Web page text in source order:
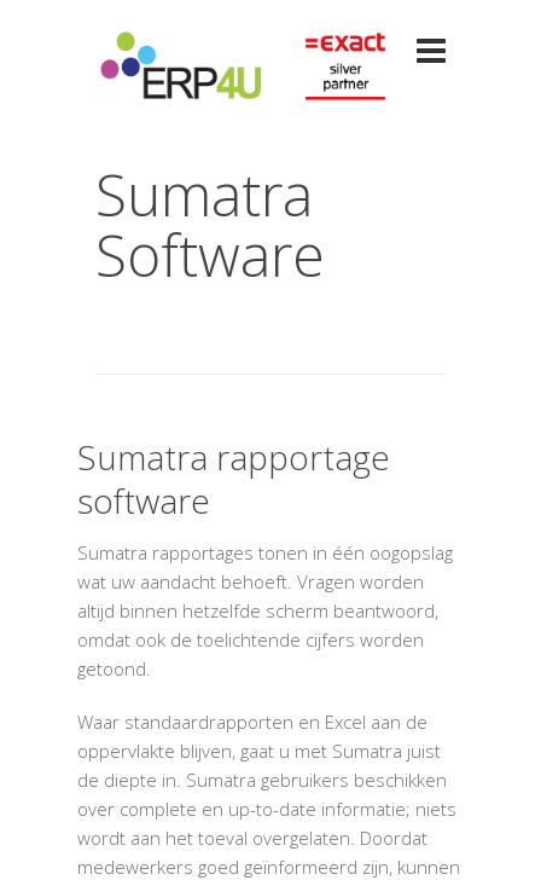
Sumatra
Software
Sumatra rapportage
software
Sumatra rapportages tonen in één oogopslag
wat uw aandacht behoeft. Vragen worden
altijd binnen hetzelfde scherm beantwoord,
omdat ook de toelichtende cijfers worden
getoond.
Waar standaardrapporten en Excel aan de
oppervlakte blijven, gaat u met Sumatra juist
de diepte in. Sumatra gebruikers beschikken
over complete en up-to-date informatie; niets
wordt aan het toeval overgelaten. Doordat
medewerkers goed geïnformeerd zijn, kunnen